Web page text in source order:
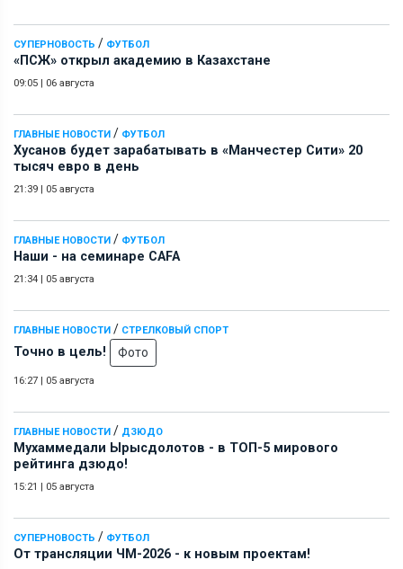
СУПЕРНОВОСТЬ / ФУТБОЛ
«ПСЖ» открыл академию в Казахстане
09:05 | 06 августа
ГЛАВНЫЕ НОВОСТИ / ФУТБОЛ
Хусанов будет зарабатывать в «Манчестер Сити» 20
тысяч евро в день
21:39 | 05 августа
ГЛАВНЫЕ НОВОСТИ / ФУТБОЛ
Наши - на семинаре СAFA
21:34 | 05 августа
ГЛАВНЫЕ НОВОСТИ / СТРЕЛКОВЫЙ СПОРТ
Точно в цель! Фото
16:27 | 05 августа
ГЛАВНЫЕ НОВОСТИ / ДЗЮДО
Мухаммедали Ырысдолотов - в ТОП-5 мирового
рейтинга дзюдо!
15:21 | 05 августа
СУПЕРНОВОСТЬ / ФУТБОЛ
От трансляции ЧМ-2026 - к новым проектам!